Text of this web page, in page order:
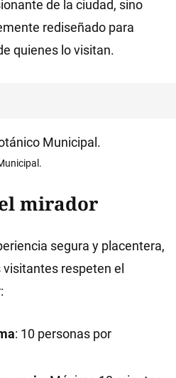
de la ciudad, sino
rediseñado para
quienes lo visitan.
mirador
segura y placentera,
respeten el
: 10 personas por